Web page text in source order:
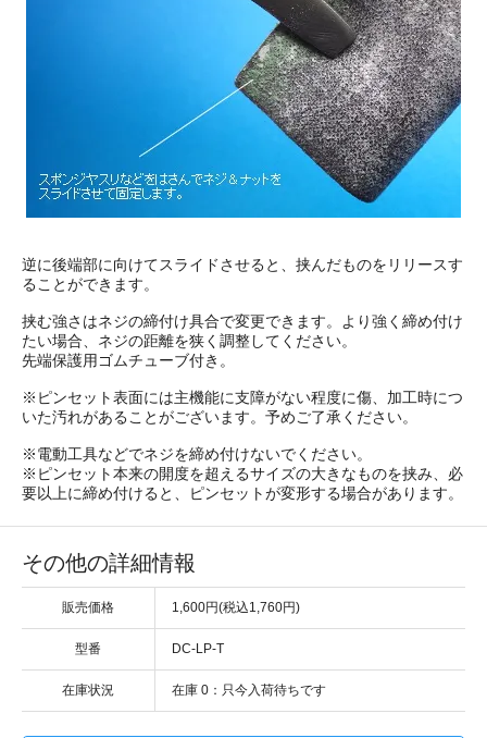
逆に後端部に向けてスライドさせると、挟んだものをリリースす
ることができます。
挟む強さはネジの締付け具合で変更できます。より強く締め付け
たい場合、ネジの距離を狭く調整してください。
先端保護用ゴムチューブ付き。
※ピンセット表面には主機能に支障がない程度に傷、加工時につ
いた汚れがあることがございます。予めご了承ください。
※電動工具などでネジを締め付けないでください。
※ピンセット本来の開度を超えるサイズの大きなものを挟み、必
要以上に締め付けると、ピンセットが変形する場合があります。
その他の詳細情報
販売価格 1,600円(税込1,760円)
型番 DC-LP-T
在庫状況 在庫 0：只今入荷待ちです